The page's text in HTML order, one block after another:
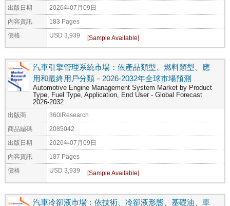
出版日期 2026年07月09日
內容資訊 183 Pages
價格 USD 3,939
汽車引擎管理系統市場：依產品類型、燃料類型、應
用和最終用戶分類－2026-2032年全球市場預測
Automotive Engine Management System Market by Product
Type, Fuel Type, Application, End User - Global Forecast
2026-2032
出版商 360iResearch
商品編碼 2085042
出版日期 2026年07月09日
內容資訊 187 Pages
價格 USD 3,939
汽車冷卻液市場：依技術、冷卻液形態、基礎油、車